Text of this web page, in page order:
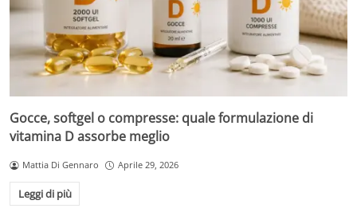
Gocce, softgel o compresse: quale formulazione di
vitamina D assorbe meglio
Mattia Di Gennaro Aprile 29, 2026
Leggi di più